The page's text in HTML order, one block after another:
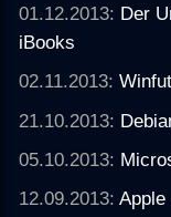
01.12.2013: Der
iBooks
02.11.2013:
21.10.2013:
05.10.2013:
12.09.2013: